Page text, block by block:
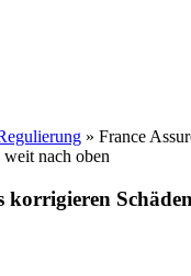
» France
nach oben
korrigieren